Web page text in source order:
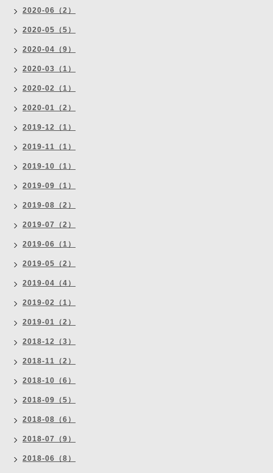
2020-06（2）
2020-05（5）
2020-04（9）
2020-03（1）
2020-02（1）
2020-01（2）
2019-12（1）
2019-11（1）
2019-10（1）
2019-09（1）
2019-08（2）
2019-07（2）
2019-06（1）
2019-05（2）
2019-04（4）
2019-02（1）
2019-01（2）
2018-12（3）
2018-11（2）
2018-10（6）
2018-09（5）
2018-08（6）
2018-07（9）
2018-06（8）